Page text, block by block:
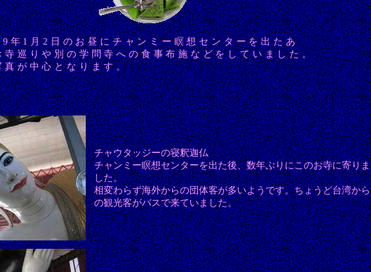
1月2日のお昼にチャンミー瞑想センターを出たあ
寺巡りや別の学問寺への食事布施などをしていました。
真が中心となります。
チャウタッジーの寝釈迦仏
チャンミー瞑想センターを出た後、数年ぶりにこのお寺に寄りま
した。
相変わらず海外からの団体客が多いようです。ちょうど台湾から
の観光客がバスで来ていました。